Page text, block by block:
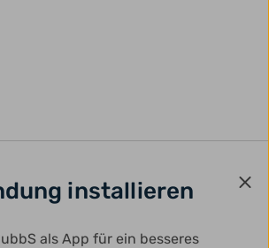
installieren
als App für ein besseres